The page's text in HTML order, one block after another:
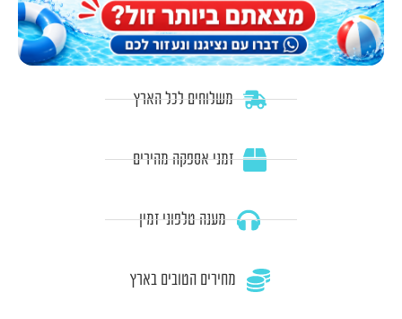
משלוחים לכל הארץ
זמני אספקה מהירים
מענה טלפוני זמין
מחירים הטובים בארץ